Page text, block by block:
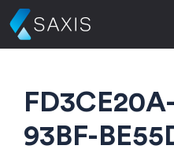
93BF-